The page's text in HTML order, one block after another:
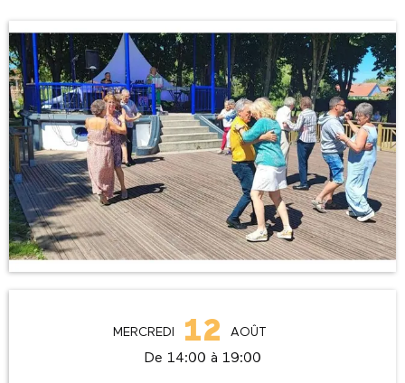
MERCREDI 12 AOÛT
De 14:00 à 19:00